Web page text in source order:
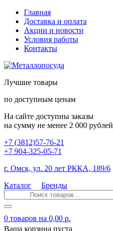
Главная
Доставка и оплата
Акции и новости
Условия работы
Контакты
Лучшие товары
по доступным ценам
На сайте доступны заказы
на сумму не менее 2 000 рублей
+7 (3812)57-76-21
+7 904-325-05-71
г. Омск, ул. 20 лет РККА, 189/6
Каталог
Бренды
0 товаров на 0,00 р.
Ваша корзина пуста